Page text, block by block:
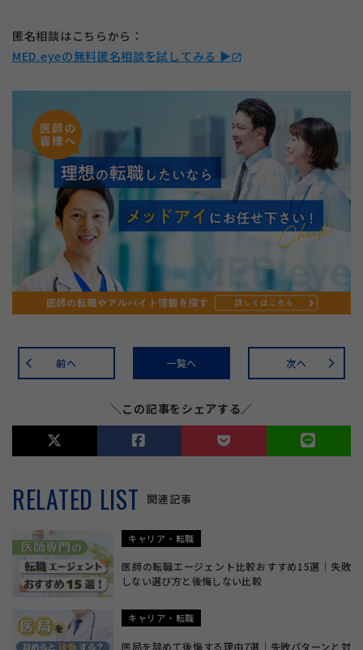
匿名相談はこちらから：
MED.eyeの無料匿名相談を試してみる ▶︎ open_in_new
arrow_back_ios 前へ 一覧へ 次へ arrow_forward_ios
＼この記事をシェアする／
RELATED LIST 関連記事
キャリア・転職
医師の転職エージェント比較おすすめ15選｜失敗
しない選び方と後悔しない比較
キャリア・転職
医局を辞めて後悔する理由7選｜失敗パターンと対